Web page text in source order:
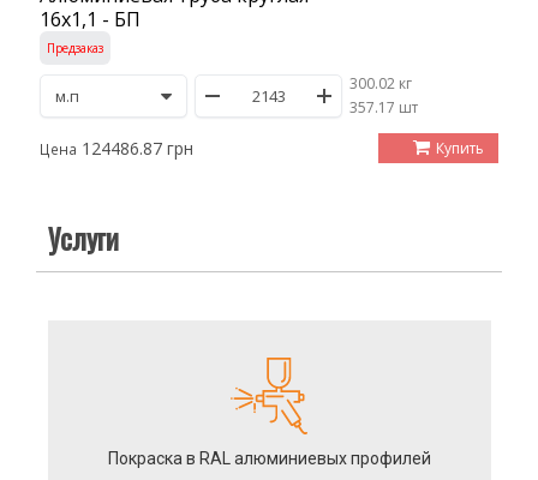
16х1,1 - БП
Предзаказ
300.02 кг
/357.17 шт
Цена 124486.87 грн Купить
Услуги
Покраска в RAL алюминиевых профилей